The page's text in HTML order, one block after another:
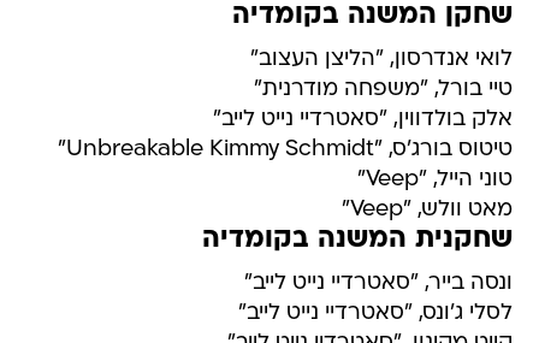
שחקן המשנה בקומדיה
לואי אנדרסון, "הליצן העצוב"
טיי בורל, "משפחה מודרנית"
אלק בולדווין, "סאטרדיי נייט לייב"
טיטוס בורג'ס, "Unbreakable Kimmy Schmidt"
טוני הייל, "Veep"
מאט וולש, "Veep"
שחקנית המשנה בקומדיה
ונסה בייר, "סאטרדיי נייט לייב"
לסלי ג'ונס, "סאטרדיי נייט לייב"